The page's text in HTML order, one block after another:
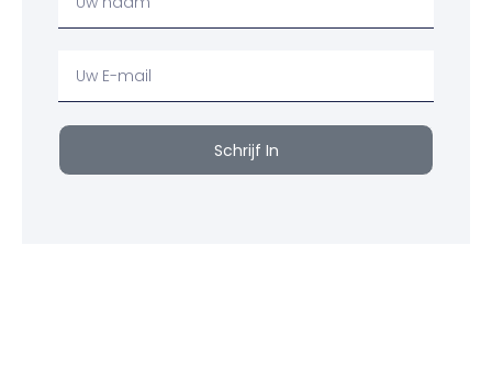
Naam
email
Schrijf In